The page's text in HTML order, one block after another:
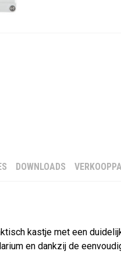
DOWNLOADS
kastje met een
en dankzij de